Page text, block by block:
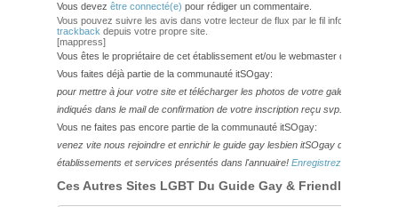
Vous devez être connecté(e) pour rédiger un commentaire.
Vous pouvez suivre les avis dans votre lecteur de flux par le fil info
trackback depuis votre propre site.
[mappress]
Vous êtes le propriétaire de cet établissement et/ou le webmaster de ce site?
Vous faites déjà partie de la communauté itSOgay:
pour mettre à jour votre site et télécharger les photos de votre galerie,
indiqués dans le mail de confirmation de votre inscription reçu svp.
Vous ne faites pas encore partie de la communauté itSOgay:
venez vite nous rejoindre et enrichir le guide gay lesbien itSOgay de vos
établissements et services présentés dans l'annuaire! Enregistrez-vous ici!
Ces Autres Sites LGBT Du Guide Gay & Friendly